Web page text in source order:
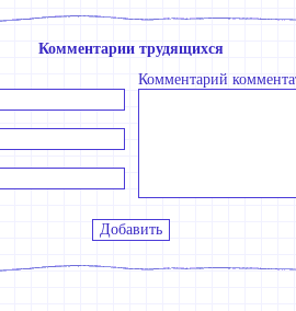
Комментарии трудящихся
Комментарий